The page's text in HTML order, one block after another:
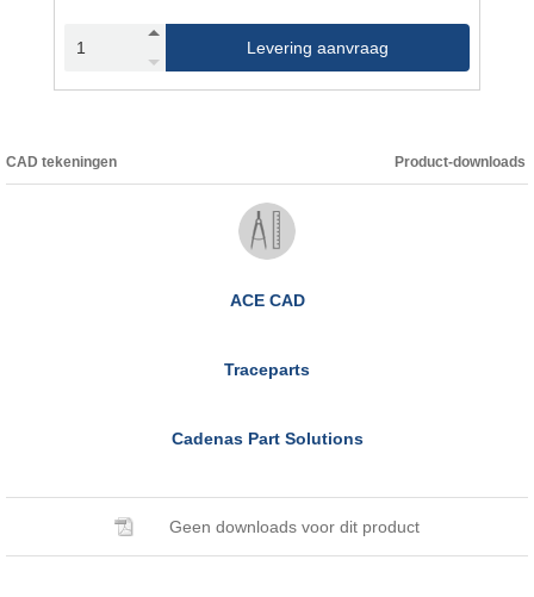
Levering aanvraag
CAD tekeningen Product-downloads
ACE CAD
Traceparts
Cadenas Part Solutions
Geen downloads voor dit product